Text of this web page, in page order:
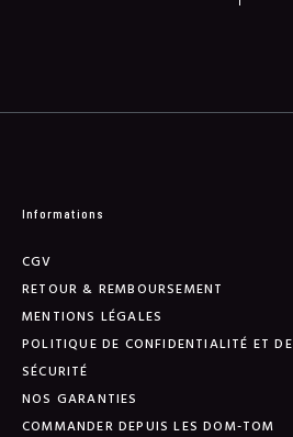
Informations
CGV
RETOUR & REMBOURSEMENT
MENTIONS LÉGALES
POLITIQUE DE CONFIDENTIALITÉ ET DE
SÉCURITÉ
NOS GARANTIES
COMMANDER DEPUIS LES DOM-TOM